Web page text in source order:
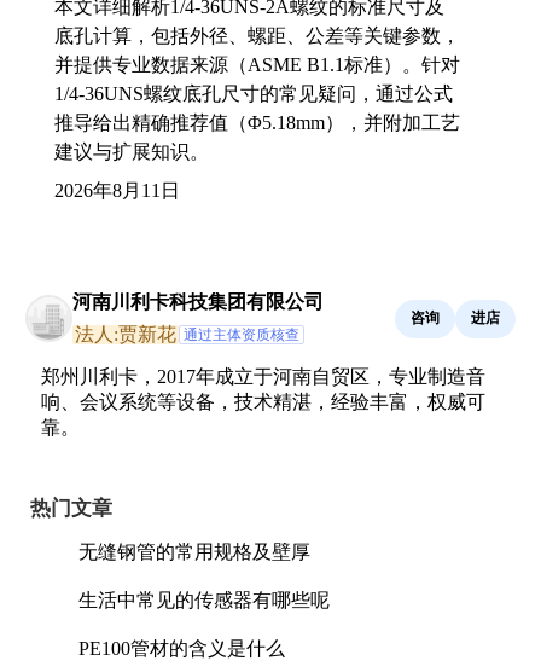
本文详细解析1/4-36UNS-2A螺纹的标准尺寸及
底孔计算，包括外径、螺距、公差等关键参数，
并提供专业数据来源（ASME B1.1标准）。针对
1/4-36UNS螺纹底孔尺寸的常见疑问，通过公式
推导给出精确推荐值（Φ5.18mm），并附加工艺
建议与扩展知识。
2026年8月11日
河南川利卡科技集团有限公司
法人:贾新花 通过主体资质核查
咨询 进店
郑州川利卡，2017年成立于河南自贸区，专业制造音
响、会议系统等设备，技术精湛，经验丰富，权威可
靠。
热门文章
无缝钢管的常用规格及壁厚
生活中常见的传感器有哪些呢
PE100管材的含义是什么